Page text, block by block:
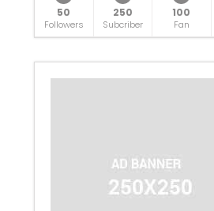
50
Followers
250
Subcriber
100
Fan